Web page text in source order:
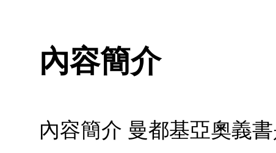
內容簡介
內容簡介 曼都基亞奧義